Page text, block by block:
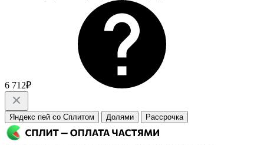
6 712₽
Яндекс пей со Сплитом Долями Рассрочка